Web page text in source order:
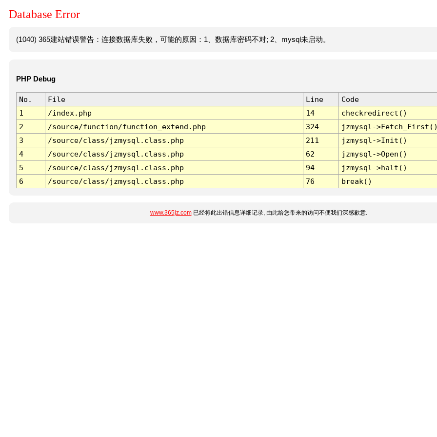
Database Error
(1040) 365建站错误警告：连接数据库失败，可能的原因：1、数据库密码不对; 2、mysql未启动。
PHP Debug
No. File Line
Code
1
/index.php 14
checkredirect()
2
/source/function/function_extend.php 324
jzmysql-
3
/source/class/jzmysql.class.php 211
jzmysql->Init()
4
/source/class/jzmysql.class.php 62
jzmysql->Open()
5
/source/class/jzmysql.class.php 94
jzmysql->halt()
6
/source/class/jzmysql.class.php 76 break()
www.365jz.com已经将此出错信息详细记录, 由此给您带来的访问不便我们深感歉意.